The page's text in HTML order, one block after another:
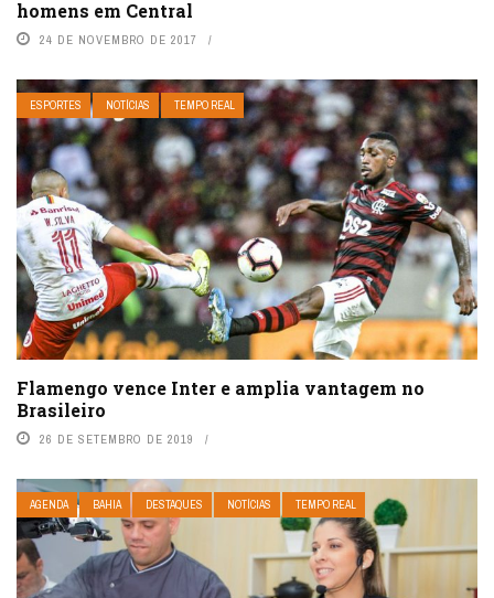
homens em Central
24 DE NOVEMBRO DE 2017
ESPORTES NOTÍCIAS TEMPO REAL
Flamengo vence Inter e amplia vantagem no
Brasileiro
26 DE SETEMBRO DE 2019
AGENDA BAHIA DESTAQUES NOTÍCIAS TEMPO REAL